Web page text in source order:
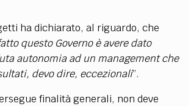
ha dichiarato, al riguardo, che
questo Governo è avere dato
autonomia ad un management che
devo dire, eccezionali”.
finalità generali, non deve